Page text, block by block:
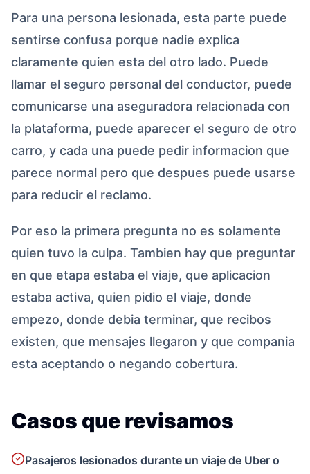
Para una persona lesionada, esta parte puede
sentirse confusa porque nadie explica
claramente quien esta del otro lado. Puede
llamar el seguro personal del conductor, puede
comunicarse una aseguradora relacionada con
la plataforma, puede aparecer el seguro de otro
carro, y cada una puede pedir informacion que
parece normal pero que despues puede usarse
para reducir el reclamo.
Por eso la primera pregunta no es solamente
quien tuvo la culpa. Tambien hay que preguntar
en que etapa estaba el viaje, que aplicacion
estaba activa, quien pidio el viaje, donde
empezo, donde debia terminar, que recibos
existen, que mensajes llegaron y que compania
esta aceptando o negando cobertura.
Casos que revisamos
Pasajeros lesionados durante un viaje de Uber o